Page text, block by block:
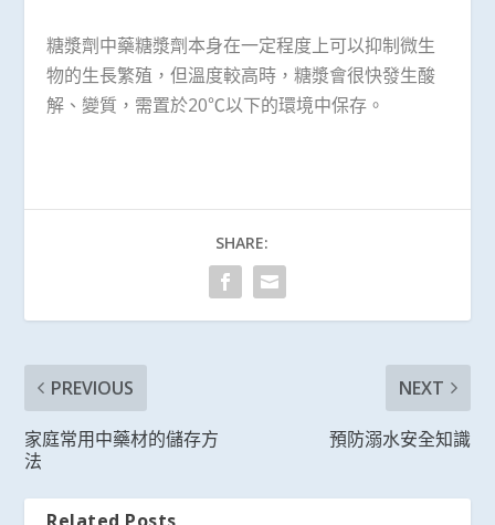
糖漿劑中藥糖漿劑本身在一定程度上可以抑制微生
物的生長繁殖，但溫度較高時，糖漿會很快發生酸
解、變質，需置於20℃以下的環境中保存。
SHARE:
PREVIOUS
家庭常用中藥材的儲存方
法
NEXT
預防溺水安全知識
Related Posts